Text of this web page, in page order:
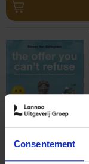
Consentement